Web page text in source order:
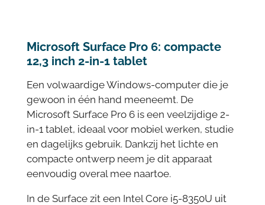
Microsoft Surface Pro 6: compacte
12,3 inch 2-in-1 tablet
Een volwaardige Windows-computer die je
gewoon in één hand meeneemt. De
Microsoft Surface Pro 6 is een veelzijdige 2-
in-1 tablet, ideaal voor mobiel werken, studie
en dagelijks gebruik. Dankzij het lichte en
compacte ontwerp neem je dit apparaat
eenvoudig overal mee naartoe.
In de Surface zit een Intel Core i5-8350U uit